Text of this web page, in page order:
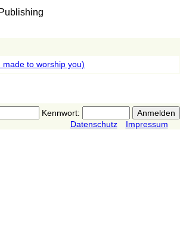
made to worship you)
Kennwort:
Datenschutz
Impressum